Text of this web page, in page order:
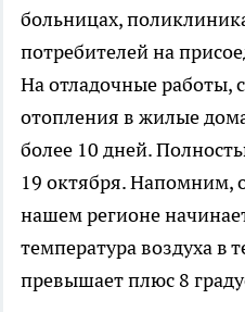
больницах,
потребителей на
На отладочные работы,
отопления в жилые
более 10 дней.
19 октября. Напомним,
нашем регионе
температура воздуха в
превышает плюс 8